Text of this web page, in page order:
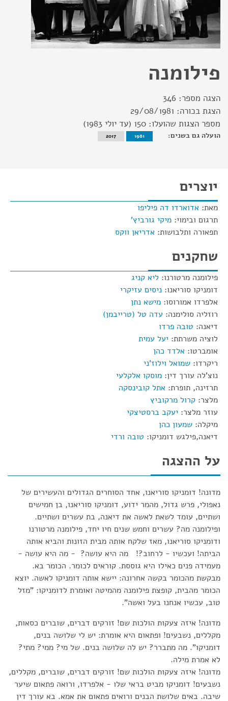
פילומנה
הצגה מספר: 346
הצגת בכורה: 29/08/1981
מספר הצגות שהועלו: 150 (עד יולי 1983)
הועלה גם בשנים: 1981
2017
יוצרים
מאת: אדוארדו דה פיליפו
תרגום ובימוי: מיקי גורביץ'
תפאורה ותלבושות: אדריאן ווקס
שחקנים
פילומנה מרטורנו: ליא קניג
דומניקו סוריאנו: ניסים עזיקרי
אלפרדו אמורוסו: מישא נתן
רוזליה סולימנה: עדה טל (טרייבמן)
דיאנה: טובה פרדו
לוציה משרתת: יעל עמית
אומברטו: אלדד כהן
ריקרדו: שמואל וילוז'ני
נוצ'לה עורך דין: מוסקו אלקלעי
תרזינה, תופרת: אתל קובינסקה
מלצר: קרול מרקוביץ
עוזר מלצר: יעקב ברסטיצקי
מיקלה: שמעון כהן
דיאנה,פילגש דומניקו: טובה ורדי
על ההצגה
מדונה! דומניקו סוריאנו, אחד הסוחרים הגדולים והעשירים של
נאפולי, פרש גדול, מהמר ידוע, דומניקו סוריאנו, בן חמישים
ושתיים, עומד לשאת לאשה את דיאנה, בת עשרים ושתיים.
ופילומנה מה? עשרים וחמש שנים חיו יחד, פילומנה מרטורנו
ודומניקו סוריאנו, מאז שלקח אותה מבית הזונות והביא אותה
הביתה! ועכשיו - לרחוב?! מה היא עושה? - מה היא עושה -
מעמידה פנים כאילו היא גוססת. קוראים לכומר. הכומר בא.
מבקשת מהכומר בקשה אחרונה: יישא אותה דומניקו לאשה. יוצא
הכומר מהבית, קופצת פילומנה מהמיטה ואומרת לדומניקו: "מזל
טוב, עכשיו אנחנו בעל ואשה".
מדונה! איזה צעקות הולכות שם! זורקים דברים, שוברים כסאות,
מקללים, נשבעים! ופתאום היא אומרת: יש לי שלושה בנים,
דומניקו". מה מתברר? יש לה שלושה בנים. של מי? ממי? מתי?
לא אמרת מילה.
מדונה! איזה צעקות הולכות שם! זורקים דברים, שוברים, מקללים,
נשבעים! דומניקו מביט בראי שלו - אלפרדו, ורואה פתאום שיער
שיבה. באים שלושת הבנים ורואים פתאום את אמא. בא עורך דין